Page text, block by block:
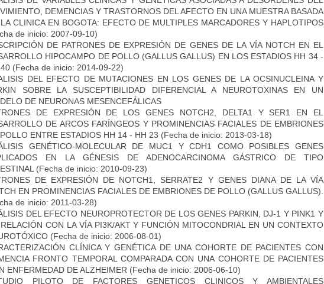
DEMENCIAS Y TRASTORNOS DEL AFECTO EN UNA MUESTRA BASADA
CLINICA EN BOGOTA: EFECTO DE MULTIPLES MARCADORES Y HAPLOTIPOS
de inicio: 2007-09-10)
DE PATRONES DE EXPRESIÓN DE GENES DE LA VÍA NOTCH EN EL
HIPOCAMPO DE POLLO (GALLUS GALLUS) EN LOS ESTADIOS HH 34 -
(Fecha de inicio: 2014-09-22)
DEL EFECTO DE MUTACIONES EN LOS GENES DE LA OCSINUCLEINA Y
SOBRE LA SUSCEPTIBILIDAD DIFERENCIAL A NEUROTOXINAS EN UN
DE NEURONAS MESENCEFÁLICAS
DE EXPRESIÓN DE LOS GENES NOTCH2, DELTA1 Y SER1 EN EL
DE ARCOS FARÍNGEOS Y PROMINENCIAS FACIALES DE EMBRIONES
ENTRE ESTADIOS HH 14 - HH 23 (Fecha de inicio: 2013-03-18)
GENÉTICO-MOLECULAR DE MUC1 Y CDH1 COMO POSIBLES GENES
EN LA GÉNESIS DE ADENOCARCINOMA GÁSTRICO DE TIPO
(Fecha de inicio: 2010-09-23)
DE EXPRESIÓN DE NOTCH1, SERRATE2 Y GENES DIANA DE LA VÍA
EN PROMINENCIAS FACIALES DE EMBRIONES DE POLLO (GALLUS GALLUS).
de inicio: 2011-03-28)
DEL EFECTO NEUROPROTECTOR DE LOS GENES PARKIN, DJ-1 Y PINK1 Y
CON LA VÍA PI3K/AKT Y FUNCIÓN MITOCONDRIAL EN UN CONTEXTO
(Fecha de inicio: 2006-08-01)
CLÍNICA Y GENÉTICA DE UNA COHORTE DE PACIENTES CON
FRONTO TEMPORAL COMPARADA CON UNA COHORTE DE PACIENTES
ENFERMEDAD DE ALZHEIMER (Fecha de inicio: 2006-06-10)
PILOTO DE FACTORES GENETICOS CLINICOS Y AMBIENTALES